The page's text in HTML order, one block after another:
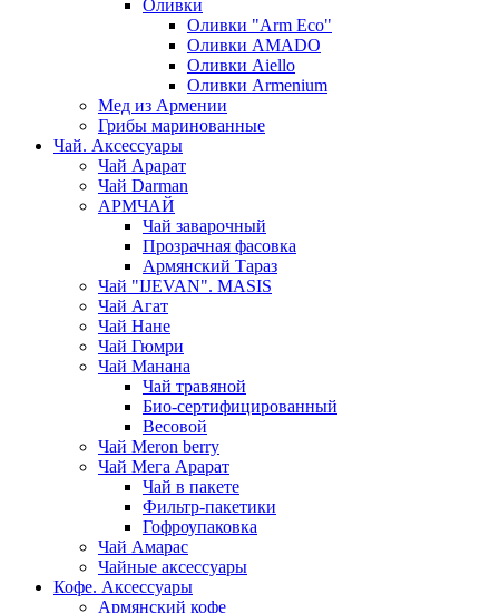
Оливки
Оливки "Arm Eco"
Оливки AMADO
Оливки Aiello
Оливки Armenium
Мед из Армении
Грибы маринованные
Чай. Аксессуары
Чай Арарат
Чай Darman
АРМЧАЙ
Чай заварочный
Прозрачная фасовка
Армянский Тараз
Чай "IJEVAN". MASIS
Чай Агат
Чай Нане
Чай Гюмри
Чай Манана
Чай травяной
Био-сертифицированный
Весовой
Чай Meron berry
Чай Мега Арарат
Чай в пакете
Фильтр-пакетики
Гофроупаковка
Чай Амарас
Чайные аксессуары
Кофе. Аксессуары
Армянский кофе